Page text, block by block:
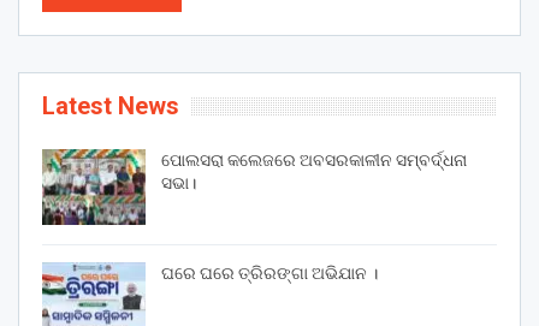
Latest News
ପୋଲସରା କଲେଜରେ ଅବସରକାଳୀନ ସମ୍ବର୍ଦ୍ଧନା
ସଭା।
ଘରେ ଘରେ ତ୍ରିରଙ୍ଗା ଅଭିଯାନ ।